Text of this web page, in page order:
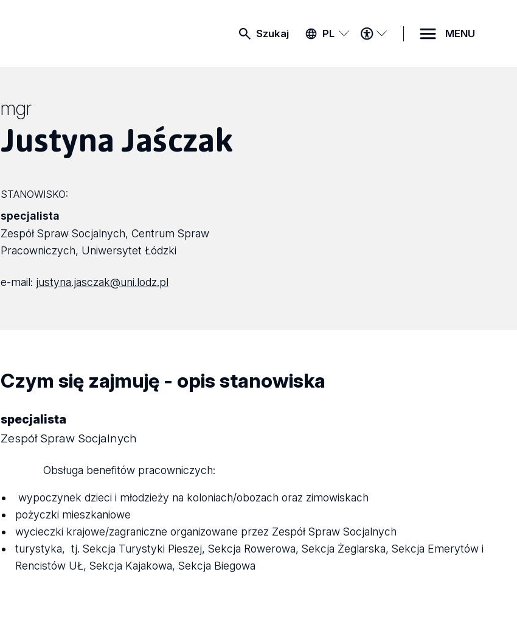
Szukaj PL
MENU
DOSTĘPNOŚCI
MENU
mgr
Justyna Jaśczak
STANOWISKO:
specjalista
Zespół Spraw Socjalnych, Centrum Spraw
Pracowniczych, Uniwersytet Łódzki
e-mail: justyna.jasczak@uni.lodz.pl
Czym się zajmuję - opis stanowiska
specjalista
Zespół Spraw Socjalnych
Obsługa benefitów pracowniczych:
wypoczynek dzieci i młodzieży na koloniach/obozach oraz zimowiskach
pożyczki mieszkaniowe
wycieczki krajowe/zagraniczne organizowane przez Zespół Spraw Socjalnych
turystyka, tj. Sekcja Turystyki Pieszej, Sekcja Rowerowa, Sekcja Żeglarska, Sekcja Emerytów i
Rencistów UŁ, Sekcja Kajakowa, Sekcja Biegowa